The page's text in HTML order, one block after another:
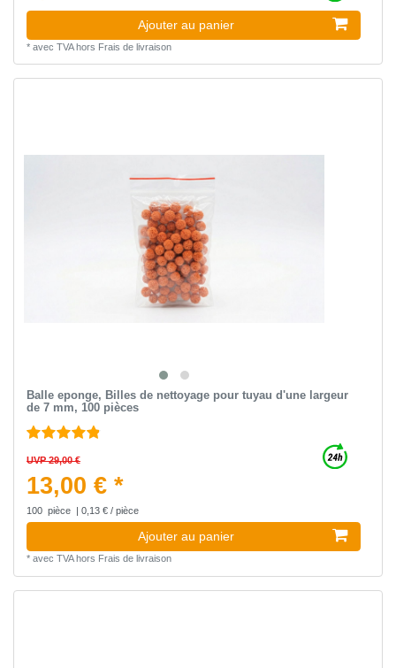
Ajouter au panier
* avec TVAhors Frais de livraison
Balle eponge, Billes de nettoyage pour tuyau d'une largeur
de 7 mm, 100 pièces
UVP 29,00 €
13,00 € *
100 pièce | 0,13 € / pièce
Ajouter au panier
* avec TVAhors Frais de livraison